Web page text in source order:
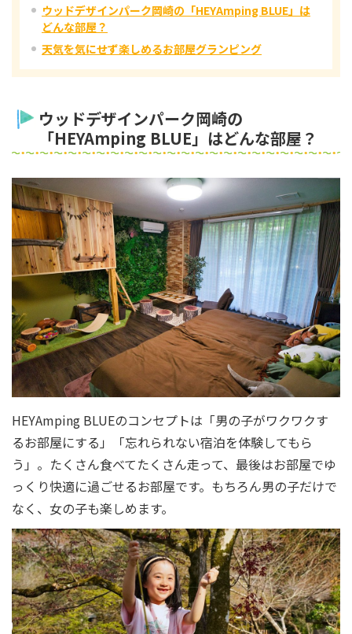
ウッドデザインパーク岡崎の「HEYAmping BLUE」は
どんな部屋？
天気を気にせず楽しめるお部屋グランピング
ウッドデザインパーク岡崎の
「HEYAmping BLUE」はどんな部屋？
HEYAmping BLUEのコンセプトは「男の子がワクワクす
るお部屋にする」「忘れられない宿泊を体験してもら
う」。たくさん食べてたくさん走って、最後はお部屋でゆ
っくり快適に過ごせるお部屋です。もちろん男の子だけで
なく、女の子も楽しめます。